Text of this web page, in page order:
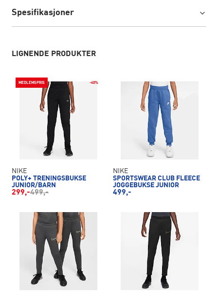
Spesifikasjoner
LIGNENDE PRODUKTER
MEDLEMSPRIS -40%
NIKE
POLY+ TRENINGSBUKSE
JUNIOR/BARN
299,-499,-
NIKE
SPORTSWEAR CLUB FLEECE
JOGGEBUKSE JUNIOR
499,-